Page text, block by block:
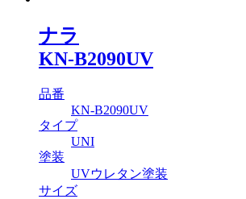
ナラ
KN-B2090UV
品番
KN-B2090UV
タイプ
UNI
塗装
UVウレタン塗装
サイズ